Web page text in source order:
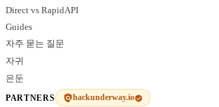
Direct vs RapidAPI
Guides
자주 묻는 질문
자귀
은둔
PARTNERS hackunderway.io